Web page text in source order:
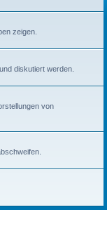
zeigen.
diskutiert werden.
von